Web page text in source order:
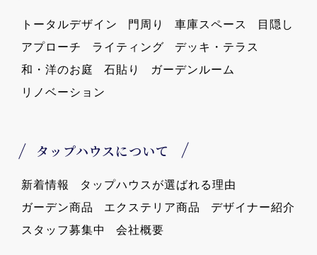
トータルデザイン 門周り 車庫スペース
目隠し
アプローチ
ライティング
デッキ・テラス
和・洋のお庭
石貼り
ガーデンルーム
リノベーション
タップハウスについて
新着情報
タップハウスが選ばれる理由
ガーデン商品
エクステリア商品
デザイナー紹介
スタッフ募集中
会社概要